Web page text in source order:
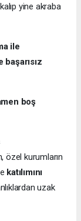
yine akraba
ile
boş
özel kurumların
katılımını
uzak